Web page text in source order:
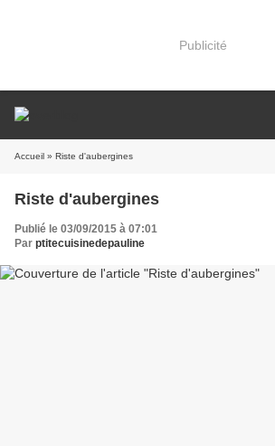
Publicité
Accueil » Riste d'aubergines
Riste d'aubergines
Publié le 03/09/2015 à 07:01
Par ptitecuisinedepauline